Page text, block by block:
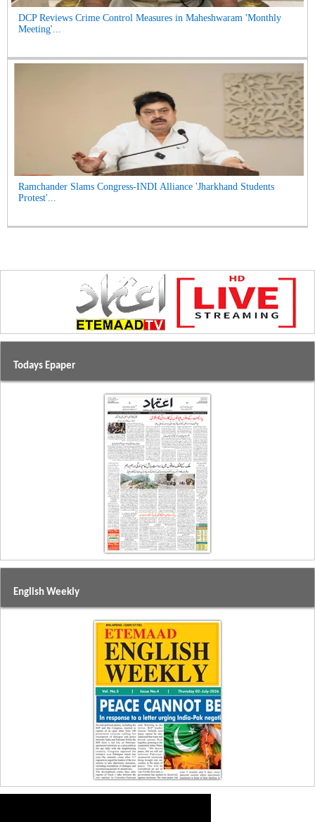
DCP Reviews Crime Control Measures in Maheshwaram 'Monthly
Meeting'...
Ramchander Slams Congress-INDI Alliance 'Jharkhand Students
Protest'...
Todays Epaper
English Weekly